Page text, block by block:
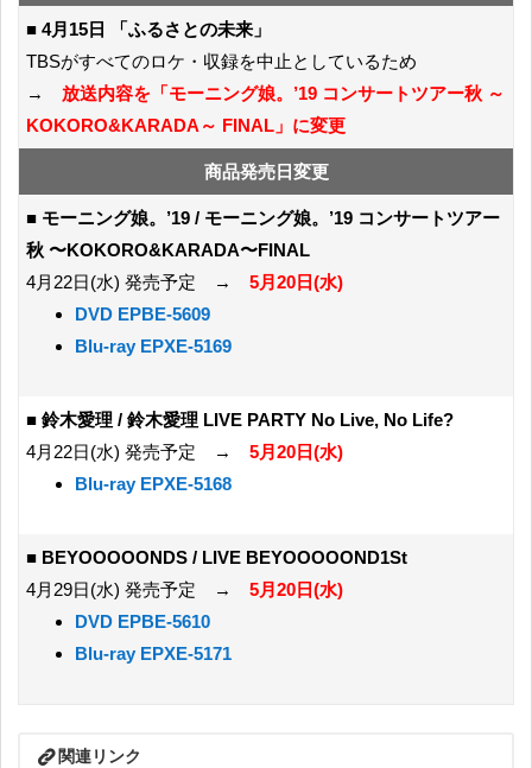
■ 4月15日 「ふるさとの未来」
TBSがすべてのロケ・収録を中止としているため
→ 放送内容を「モーニング娘。’19 コンサートツアー秋 ～
KOKORO&KARADA～ FINAL」に変更
商品発売日変更
■ モーニング娘。’19 / モーニング娘。’19 コンサートツアー
秋 〜KOKORO&KARADA〜FINAL
4月22日(水) 発売予定 → 5月20日(水)
DVD EPBE-5609
Blu-ray EPXE-5169
■ 鈴木愛理 / 鈴木愛理 LIVE PARTY No Live, No Life?
4月22日(水) 発売予定 → 5月20日(水)
Blu-ray EPXE-5168
■ BEYOOOOONDS / LIVE BEYOOOOOND1St
4月29日(水) 発売予定 → 5月20日(水)
DVD EPBE-5610
Blu-ray EPXE-5171